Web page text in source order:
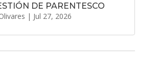
DE PARENTESCO
| Jul 27, 2026